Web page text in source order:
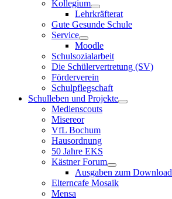
Kollegium
Lehrkräfterat
Gute Gesunde Schule
Service
Moodle
Schulsozialarbeit
Die Schülervertretung (SV)
Förderverein
Schulpflegschaft
Schulleben und Projekte
Medienscouts
Misereor
VfL Bochum
Hausordnung
50 Jahre EKS
Kästner Forum
Ausgaben zum Download
Elterncafe Mosaik
Mensa